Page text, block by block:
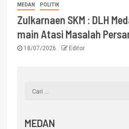
MEDAN POLITIK
Zulkarnaen SKM : DLH
main Atasi Masalah
18/07/2026 Editor
MEDAN